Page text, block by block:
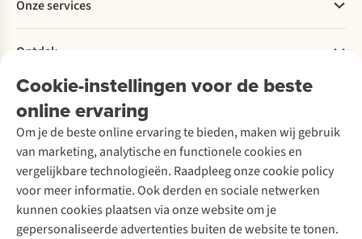
Cookie-instellingen voor de beste
online ervaring
Om je de beste online ervaring te bieden, maken wij gebruik
van marketing, analytische en functionele cookies en
vergelijkbare technologieën. Raadpleeg onze cookie policy
voor meer informatie. Ook derden en sociale netwerken
kunnen cookies plaatsen via onze website om je
gepersonaliseerde advertenties buiten de website te tonen.
Levering
Retourneren
Bestelling herroepen
Garantie
Contact
Explore More
Verantwoord ondernemen
Over Ayacucho
Onze winkels
Over A.S.Adventure
Toegankelijkheidsverklaring
Onze services
Ski-onderhoud
Wasservice
Schoenonderhoud
Schoenherstelling
Kledingherstelling
Retouches
Voor bedrijven
Ontdek
A.S.Magazine
Podcast
Explore Academy
Explore Camp
Gear Check
Inspiratie & advies
Meld je aan voor de nieuwsbrief
Follow us